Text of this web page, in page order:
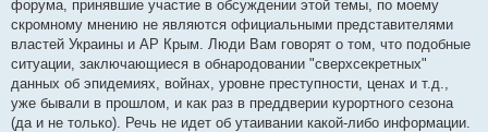
и
е
форума, принявшие участие в обсуждении этой темы, по моему
скромному мнению не являются официальными представителями
властей Украины и АР Крым. Люди Вам говорят о том, что подобные
ситуации, заключающиеся в обнародовании "сверхсекретных"
данных об эпидемиях, войнах, уровне преступности, ценах и т.д.,
уже бывали в прошлом, и как раз в преддверии курортного сезона
(да и не только). Речь не идет об утаивании какой-либо информации.